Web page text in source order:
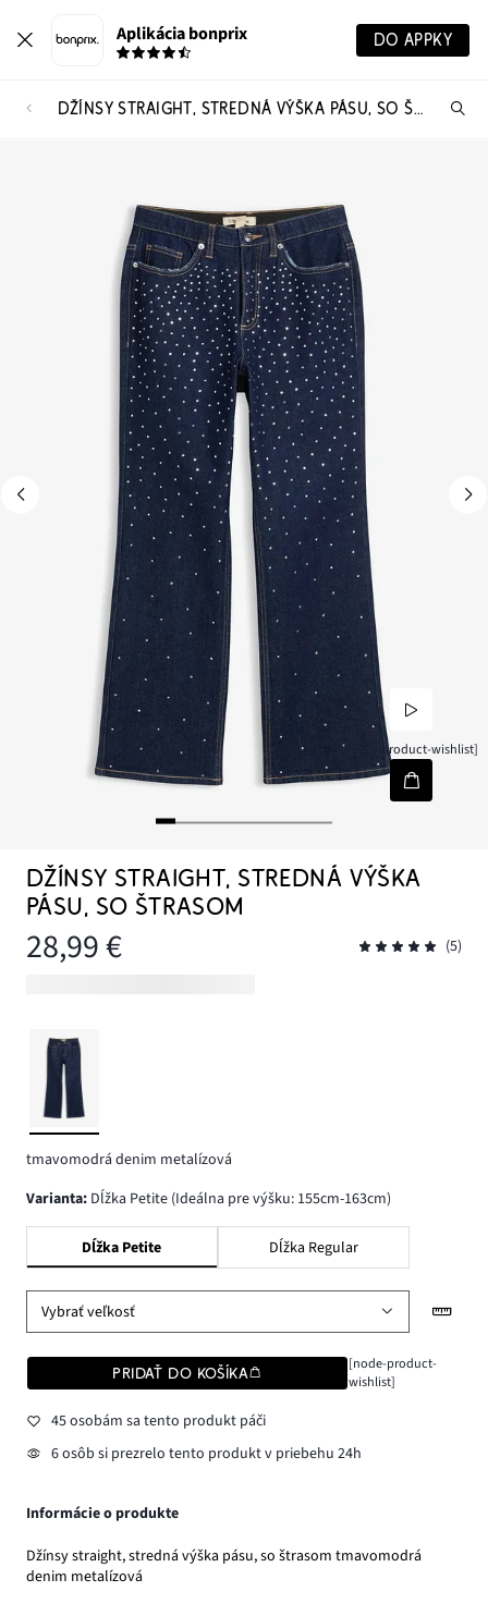
Aplikácia bonprix DO APPKY
DŽÍNSY STRAIGHT, STREDNÁ VÝŠKA PÁSU, SO ŠTRASOM
[node-product-wishlist]
DŽÍNSY STRAIGHT, STREDNÁ VÝŠKA
PÁSU, SO ŠTRASOM
28,99 € (5)
tmavomodrá denim metalízová
varianta: Dĺžka Petite (Ideálna pre výšku: 155cm-163cm)
Dĺžka Petite Dĺžka Regular
Vybrať veľkosť
PRIDAŤ DO KOŠÍKA
[node-product-
wishlist]
45 osobám sa tento produkt páči
6 osôb si prezrelo tento produkt v priebehu 24h
Informácie o produkte
Džínsy straight, stredná výška pásu, so štrasom tmavomodrá
denim metalízová